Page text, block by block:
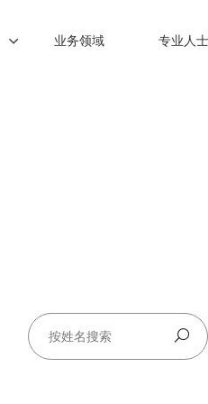
业务领域 专业人士